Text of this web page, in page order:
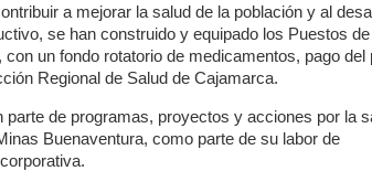
a mejorar la salud de la población y al
se han construido y equipado los Puestos
un fondo rotatorio de medicamentos, pago del
Regional de Salud de Cajamarca.
parte de programas, proyectos y acciones por la
Buenaventura, como parte de su labor de